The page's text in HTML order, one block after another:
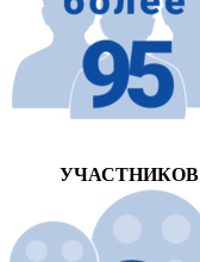
УЧАСТНИКОВ